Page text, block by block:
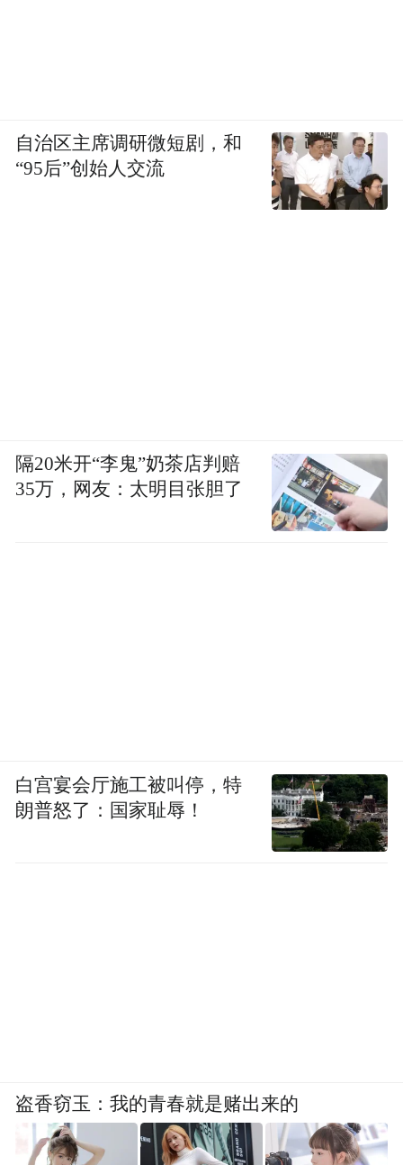
自治区主席调研微短剧，和
“95后”创始人交流
隔20米开“李鬼”奶茶店判赔
35万，网友：太明目张胆了
白宫宴会厅施工被叫停，特
朗普怒了：国家耻辱！
盗香窃玉：我的青春就是赌出来的